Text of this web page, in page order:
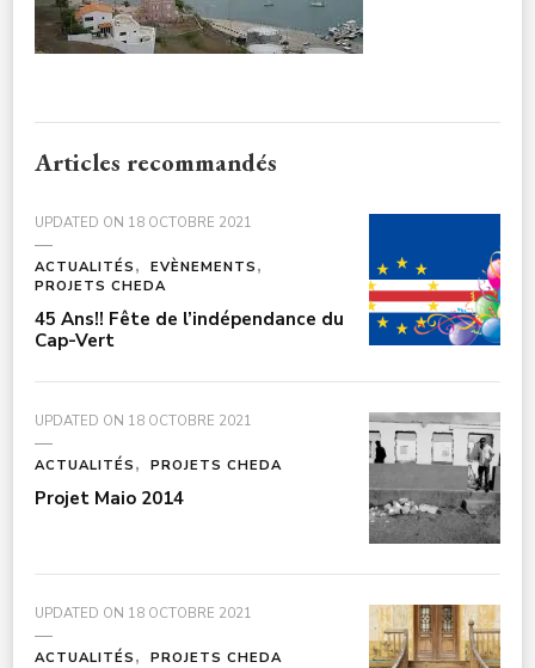
Articles recommandés
UPDATED ON 18 OCTOBRE 2021
ACTUALITÉS
EVÈNEMENTS
PROJETS CHEDA
45 Ans!! Fête de l’indépendance du
Cap-Vert
UPDATED ON 18 OCTOBRE 2021
ACTUALITÉS PROJETS CHEDA
Projet Maio 2014
UPDATED ON 18 OCTOBRE 2021
ACTUALITÉS PROJETS CHEDA